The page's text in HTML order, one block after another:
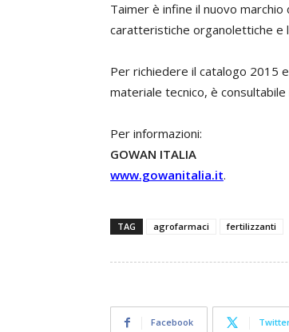
Taimer è infine il nuovo
caratteristiche organolettiche
Per richiedere il catalogo 2015
materiale tecnico, è
Per informazioni:
GOWAN ITALIA
www.gowanitalia.it.
TAG agrofarmaci fertilizzanti
Facebook